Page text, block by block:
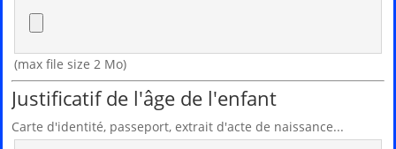
(max file size 2 Mo)
Justificatif de l'âge de l'enfant
Carte d'identité, passeport, extrait d'acte de naissance...